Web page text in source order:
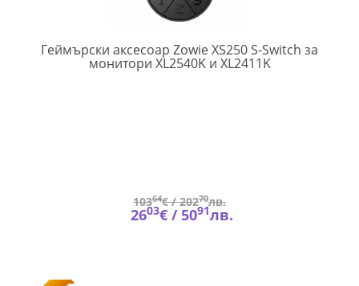
Геймърски аксесоар Zowie XS250 S-Switch за
монитори XL2540K и XL2411KZOWIE-
10364€ /20270лв.
2603€ / 5091лв.